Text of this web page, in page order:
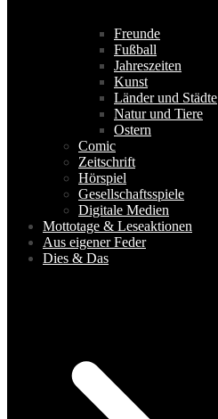
Freunde
Fußball
Jahreszeiten
Kunst
Länder und Städte
Natur und Tiere
Ostern
Comic
Zeitschrift
Hörspiel
Gesellschaftsspiele
Digitale Medien
Mottotage & Leseaktionen
Aus eigener Feder
Dies & Das